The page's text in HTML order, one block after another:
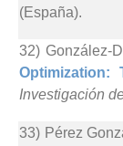
(España).
32) González-
Investigación
33) Pérez